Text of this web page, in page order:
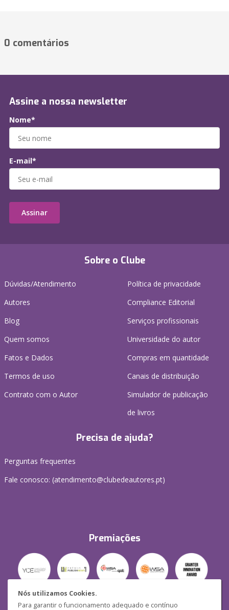
Nós utilizamos Cookies.
Para garantir o funcionamento adequado e contínuo
0 comentários
Sobre o Clube
Dúvidas/Atendimento
Autores
Blog
Quem somos
Fatos e Dados
Termos de uso
Contrato com o Autor
Política de privacidade
Compliance Editorial
Serviços profissionais
Universidade do autor
Compras em quantidade
Canais de distribuição
Simulador de publicação
de livros
Precisa de ajuda?
Perguntas frequentes
Fale conosco: (atendimento@clubedeautores.pt)
Premiações
Assine a nossa newsletter
Nome*
E-mail*
Assinar